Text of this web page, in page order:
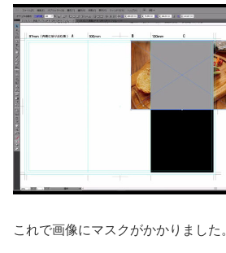
これで画像にマスクがかかりました。